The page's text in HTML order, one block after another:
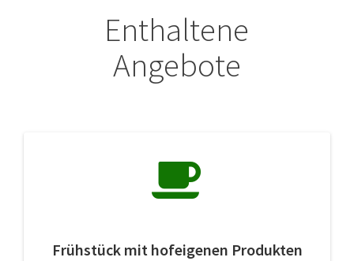
Enthaltene
Angebote
Frühstück mit hofeigenen Produkten